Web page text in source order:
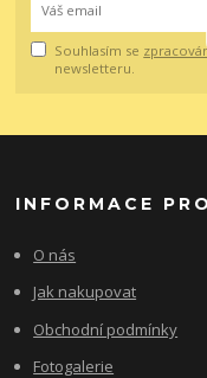
Souhlasím se
newsletteru.
INFORMACE
O nás
Jak nakupovat
Obchodní podmínky
Fotogalerie